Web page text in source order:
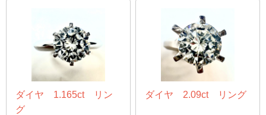
ダイヤ 1.165ct リン
グ
ダイヤ 2.09ct リング